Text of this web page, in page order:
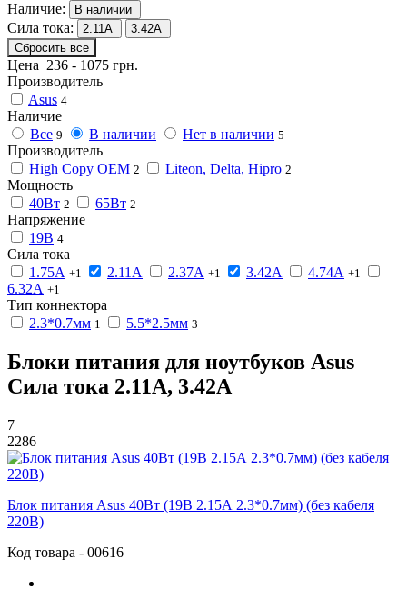
Наличие:
В наличии
Сила тока: 2.11А
3.42А
Сбросить все
Цена 236 - 1075 грн.
Производитель
Asus 4
Наличие
Все 9 В наличии Нет в наличии 5
Производитель
High Copy OEM 2 Liteon, Delta, Hipro 2
Мощность
40Вт 2 65Вт 2
Напряжение
19В 4
Сила тока
1.75А +1 2.11А 2.37А +1 3.42А 4.74А +1
6.32А +1
Тип коннектора
2.3*0.7мм 1 5.5*2.5мм 3
Блоки питания для ноутбуков Asus
Сила тока 2.11А, 3.42А
7
2286
Блок питания Asus 40Вт (19В 2.15А 2.3*0.7мм) (без кабеля
220В)
Код товара - 00616